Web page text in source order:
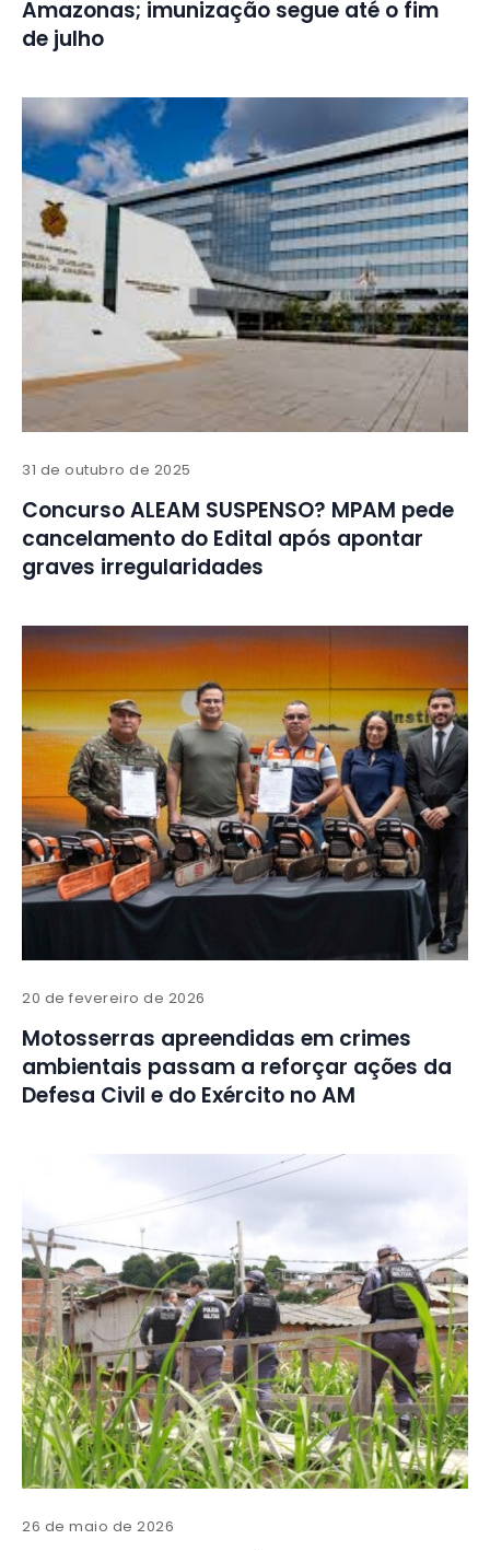
Amazonas; imunização segue até o fim
de julho
31 de outubro de 2025
Concurso ALEAM SUSPENSO? MPAM pede
cancelamento do Edital após apontar
graves irregularidades
20 de fevereiro de 2026
Motosserras apreendidas em crimes
ambientais passam a reforçar ações da
Defesa Civil e do Exército no AM
26 de maio de 2026